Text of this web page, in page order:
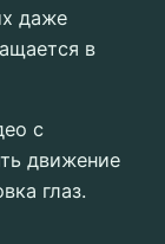
даже
в
с
движение
глаз.